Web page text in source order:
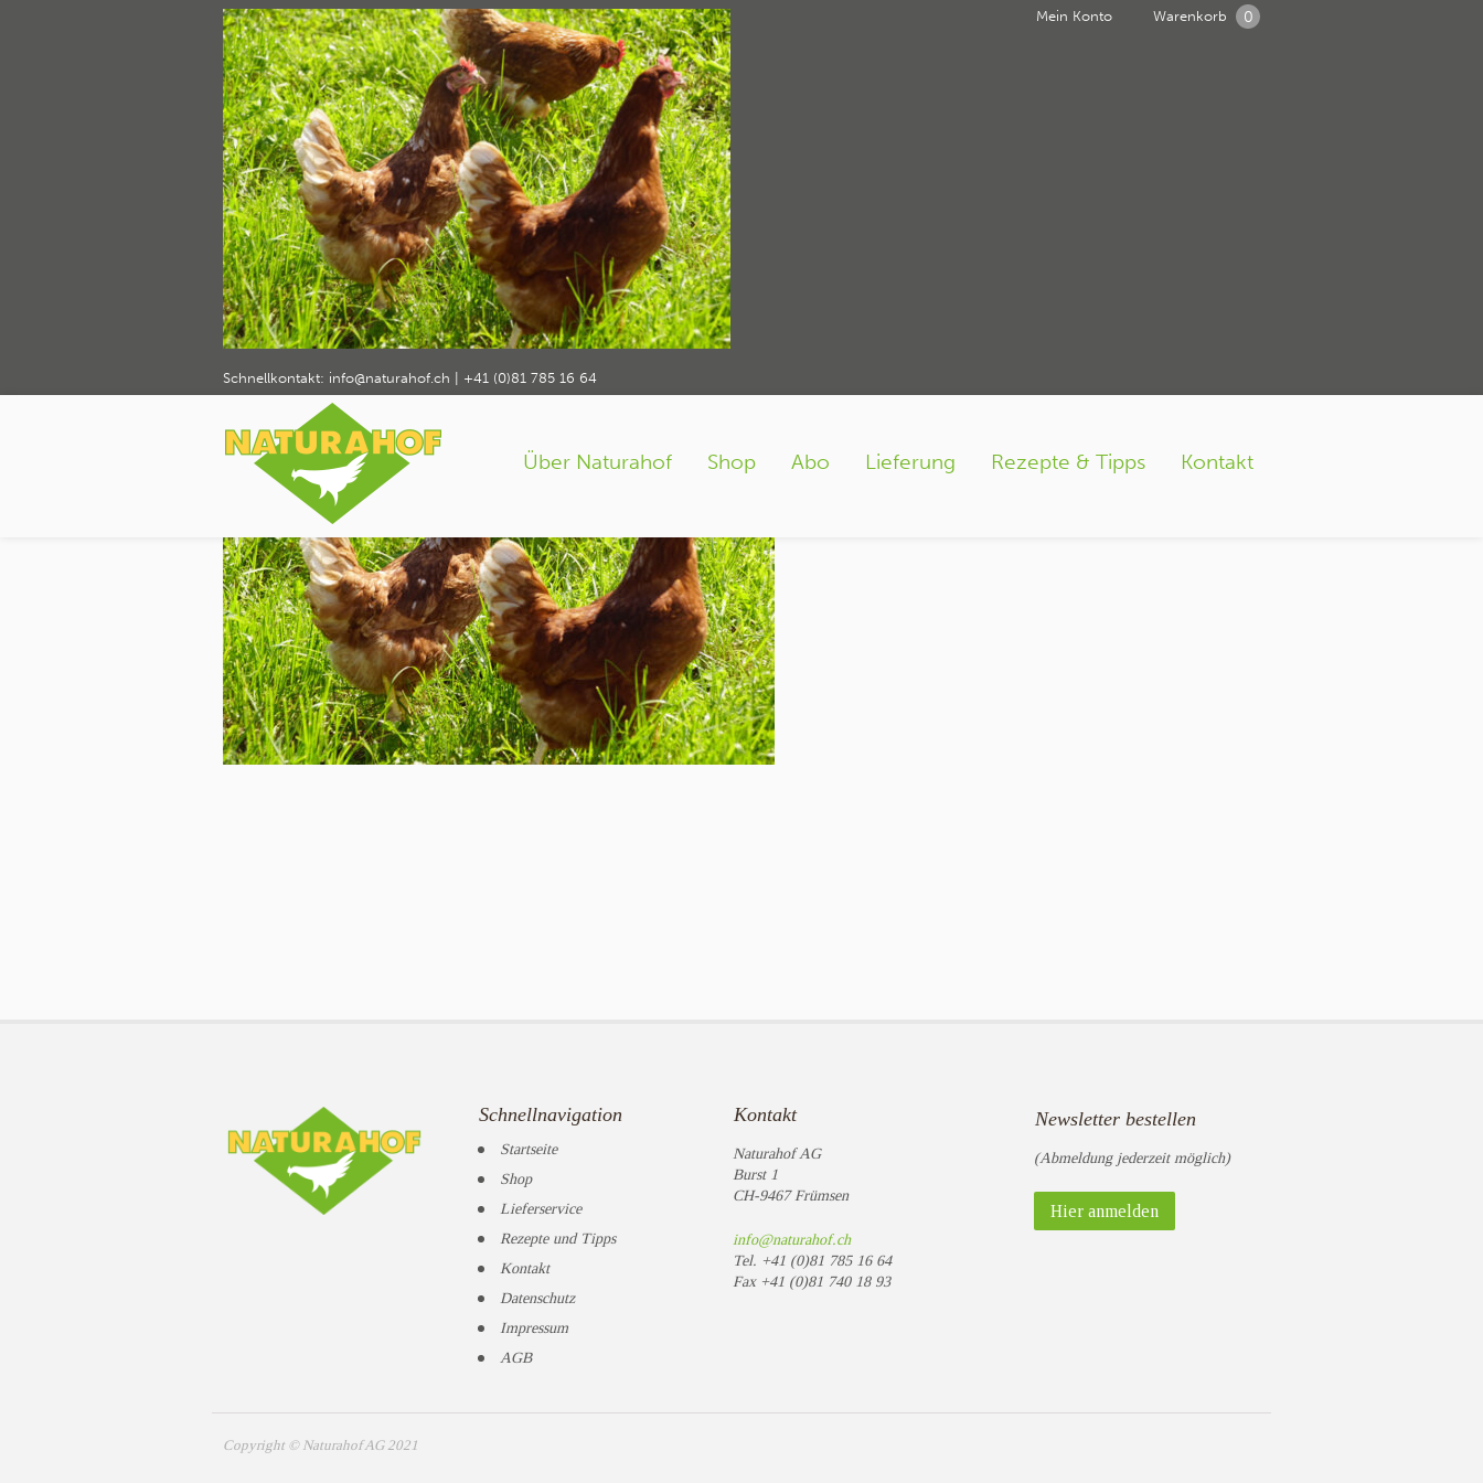
Schnellkontakt: info@naturahof.ch +41 (0)81 785 16 64
Mein Konto Warenkorb 0
Über Naturahof Shop Abo Lieferung Rezepte & Tipps Kontakt
naturahof_impressionen17
Schnellnavigation
Startseite
Shop
Lieferservice
Rezepte und Tipps
Kontakt
Datenschutz
Impressum
AGB
Kontakt
Naturahof AG
Burst 1
CH-9467 Frümsen
info@naturahof.ch
Tel. +41 (0)81 785 16 64
Fax +41 (0)81 740 18 93
Newsletter bestellen
(Abmeldung jederzeit möglich)
Hier anmelden
Copyright © Naturahof AG 2021